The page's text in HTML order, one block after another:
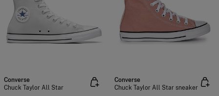
Converse
Chuck Taylor All Star
Converse
Chuck Taylor All Star sneaker